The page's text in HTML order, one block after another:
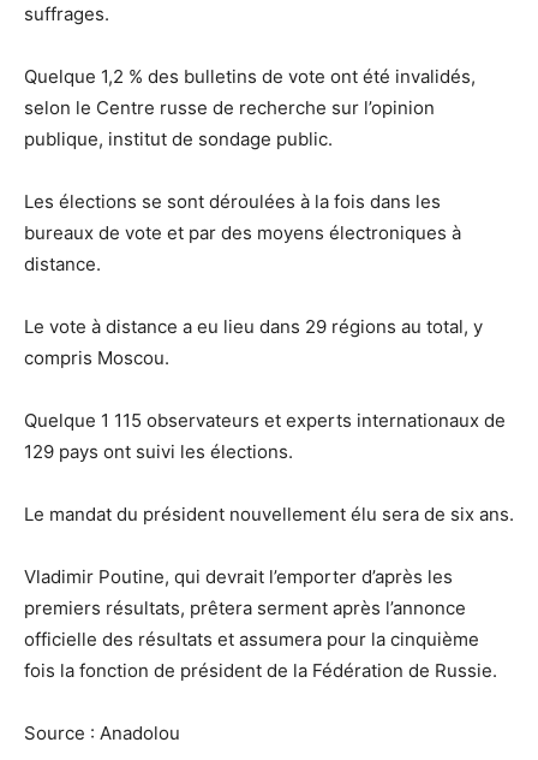
suffrages.
Quelque 1,2 % des bulletins de vote ont été invalidés,
selon le Centre russe de recherche sur l’opinion
publique, institut de sondage public.
Les élections se sont déroulées à la fois dans les
bureaux de vote et par des moyens électroniques à
distance.
Le vote à distance a eu lieu dans 29 régions au total, y
compris Moscou.
Quelque 1 115 observateurs et experts internationaux de
129 pays ont suivi les élections.
Le mandat du président nouvellement élu sera de six ans.
Vladimir Poutine, qui devrait l’emporter d’après les
premiers résultats, prêtera serment après l’annonce
officielle des résultats et assumera pour la cinquième
fois la fonction de président de la Fédération de Russie.
Source : Anadolou